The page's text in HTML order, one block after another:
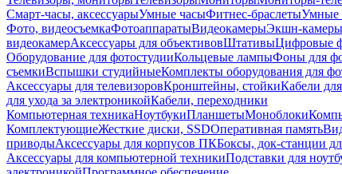
Смарт-часы, аксессуарыУмные часыФитнес-браслетыУмные
Фото, видеосъемкаФотоаппаратыВидеокамерыЭкшн-камеры
видеокамерАксессуары для объективовШтативыЦифровые
Оборудование для фотостудииКольцевые лампыФоны для
съемкиВспышки студийныеКомплекты оборудования для
Аксессуары для телевизоровКронштейны, стойкиКабели
для ухода за электроникойКабели, переходники
Компьютерная техникаНоутбукиПланшетыМоноблоки
КомплектующиеЖесткие диски, SSDОперативная память
приводыАксессуары для корпусов ПКБоксы, док-станции
Аксессуары для компьютерной техникиПодставки для